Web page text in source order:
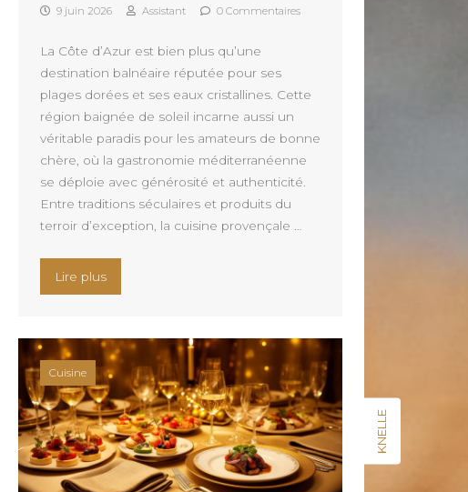
maison »
9 juin 2026 Assistant 0 Commentaires
La Côte d’Azur est bien plus qu’une
destination balnéaire réputée pour ses
plages dorées et ses eaux cristallines. Cette
région baignée de soleil incarne aussi un
véritable paradis pour les amateurs de bonne
chère, où la gastronomie méditerranéenne
se déploie avec générosité et authenticité.
Entre traditions séculaires et produits du
terroir d’exception, la cuisine provençale …
Lire plus« Les spécialités culinaires incontournables de la Côte
Cuisine
KNELLE